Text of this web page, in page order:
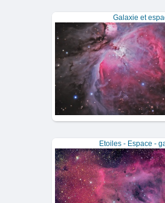
Galaxie et
Etoiles - Espace -